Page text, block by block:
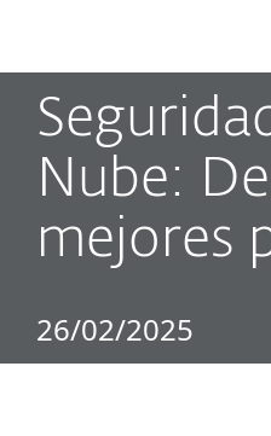
Nube:
mejores
26/02/2025